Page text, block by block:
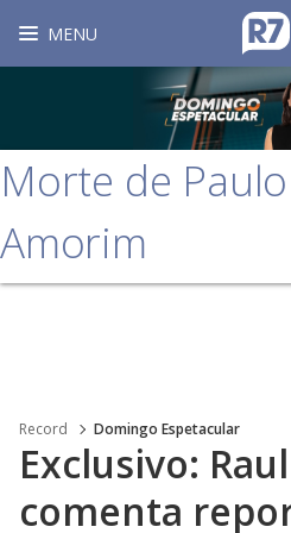
MENU
Morte de
Amorim
Record Domingo Espetacular
Exclusivo:
comenta